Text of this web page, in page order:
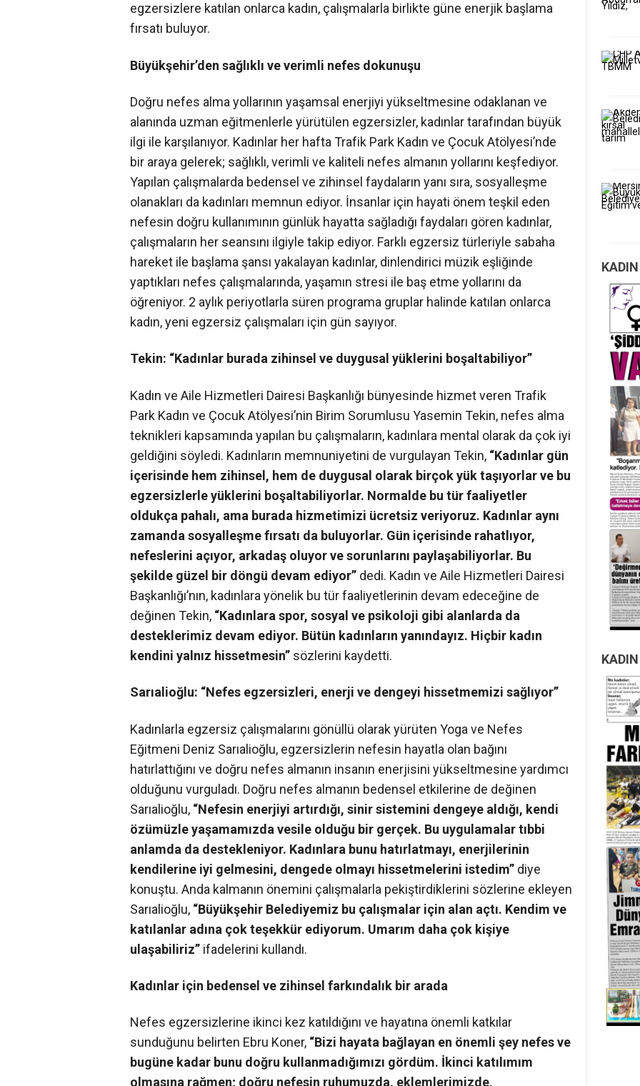
egzersizlere katılan onlarca kadın, çalışmalarla birlikte güne enerjik başlama
fırsatı buluyor.
Büyükşehir’den sağlıklı ve verimli nefes dokunuşu
Doğru nefes alma yollarının yaşamsal enerjiyi yükseltmesine odaklanan ve
alanında uzman eğitmenlerle yürütülen egzersizler, kadınlar tarafından büyük
ilgi ile karşılanıyor. Kadınlar her hafta Trafik Park Kadın ve Çocuk Atölyesi’nde
bir araya gelerek; sağlıklı, verimli ve kaliteli nefes almanın yollarını keşfediyor.
Yapılan çalışmalarda bedensel ve zihinsel faydaların yanı sıra, sosyalleşme
olanakları da kadınları memnun ediyor. İnsanlar için hayati önem teşkil eden
nefesin doğru kullanımının günlük hayatta sağladığı faydaları gören kadınlar,
çalışmaların her seansını ilgiyle takip ediyor. Farklı egzersiz türleriyle sabaha
hareket ile başlama şansı yakalayan kadınlar, dinlendirici müzik eşliğinde
yaptıkları nefes çalışmalarında, yaşamın stresi ile baş etme yollarını da
öğreniyor. 2 aylık periyotlarla süren programa gruplar halinde katılan onlarca
kadın, yeni egzersiz çalışmaları için gün sayıyor.
Tekin: “Kadınlar burada zihinsel ve duygusal yüklerini boşaltabiliyor”
Kadın ve Aile Hizmetleri Dairesi Başkanlığı bünyesinde hizmet veren Trafik
Park Kadın ve Çocuk Atölyesi’nin Birim Sorumlusu Yasemin Tekin, nefes alma
teknikleri kapsamında yapılan bu çalışmaların, kadınlara mental olarak da çok iyi
geldiğini söyledi. Kadınların memnuniyetini de vurgulayan Tekin, “Kadınlar gün
içerisinde hem zihinsel, hem de duygusal olarak birçok yük taşıyorlar ve bu
egzersizlerle yüklerini boşaltabiliyorlar. Normalde bu tür faaliyetler
oldukça pahalı, ama burada hizmetimizi ücretsiz veriyoruz. Kadınlar aynı
zamanda sosyalleşme fırsatı da buluyorlar. Gün içerisinde rahatlıyor,
nefeslerini açıyor, arkadaş oluyor ve sorunlarını paylaşabiliyorlar. Bu
şekilde güzel bir döngü devam ediyor” dedi. Kadın ve Aile Hizmetleri Dairesi
Başkanlığı’nın, kadınlara yönelik bu tür faaliyetlerinin devam edeceğine de
değinen Tekin, “Kadınlara spor, sosyal ve psikoloji gibi alanlarda da
desteklerimiz devam ediyor. Bütün kadınların yanındayız. Hiçbir kadın
kendini yalnız hissetmesin” sözlerini kaydetti.
Sarıalioğlu: “Nefes egzersizleri, enerji ve dengeyi hissetmemizi sağlıyor”
Kadınlarla egzersiz çalışmalarını gönüllü olarak yürüten Yoga ve Nefes
Eğitmeni Deniz Sarıalioğlu, egzersizlerin nefesin hayatla olan bağını
hatırlattığını ve doğru nefes almanın insanın enerjisini yükseltmesine yardımcı
olduğunu vurguladı. Doğru nefes almanın bedensel etkilerine de değinen
Sarıalioğlu, “Nefesin enerjiyi artırdığı, sinir sistemini dengeye aldığı, kendi
özümüzle yaşamamızda vesile olduğu bir gerçek. Bu uygulamalar tıbbi
anlamda da destekleniyor. Kadınlara bunu hatırlatmayı, enerjilerinin
kendilerine iyi gelmesini, dengede olmayı hissetmelerini istedim” diye
konuştu. Anda kalmanın önemini çalışmalarla pekiştirdiklerini sözlerine ekleyen
Sarıalioğlu, “Büyükşehir Belediyemiz bu çalışmalar için alan açtı. Kendim ve
katılanlar adına çok teşekkür ediyorum. Umarım daha çok kişiye
ulaşabiliriz” ifadelerini kullandı.
Kadınlar için bedensel ve zihinsel farkındalık bir arada
Nefes egzersizlerine ikinci kez katıldığını ve hayatına önemli katkılar
sunduğunu belirten Ebru Koner, “Bizi hayata bağlayan en önemli şey nefes ve
bugüne kadar bunu doğru kullanmadığımızı gördüm. İkinci katılımım
olmasına rağmen; doğru nefesin ruhumuzda, eklemlerimizde,
KADIN